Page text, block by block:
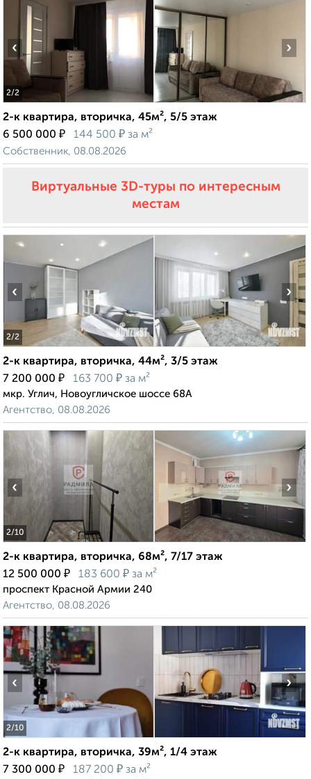
2/2
‹ ›
2-к квартира, вторичка, 45м², 5/5 этаж
6 500 000 ₽ 144 500 ₽ за м²
Собственник, 08.08.2026
Виртуальные 3D-туры по интересным
местам
2/2
‹ ›
2-к квартира, вторичка, 44м², 3/5 этаж
7 200 000 ₽ 163 700 ₽ за м²
мкр. Углич, Новоугличское шоссе 68А
Агентство, 08.08.2026
2/10
‹ ›
2-к квартира, вторичка, 68м², 7/17 этаж
12 500 000 ₽ 183 600 ₽ за м²
проспект Красной Армии 240
Агентство, 08.08.2026
2/10
‹ ›
2-к квартира, вторичка, 39м², 1/4 этаж
7 300 000 ₽ 187 200 ₽ за м²